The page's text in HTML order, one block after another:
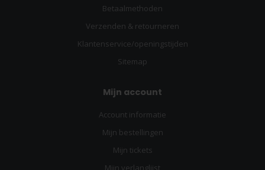
Betaalmethoden
Verzenden & retourneren
Klantenservice/openingstijden
Sitemap
Mijn account
Account informatie
Mijn bestellingen
Mijn tickets
Mijn verlanglijst